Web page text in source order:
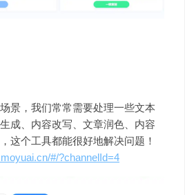
景，我们常常需要处理一些文本
成、内容改写、文章润色、内容
这个工具都能很好地解决问题！
#/?channelId=4